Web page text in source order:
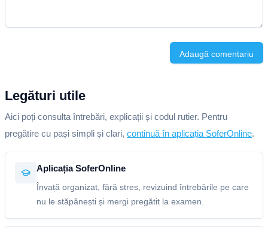
Adaugă comentariu
Legături utile
Aici poți consulta întrebări, explicații și codul rutier. Pentru
pregătire cu pași simpli și clari, continuă în aplicația SoferOnline.
Aplicația SoferOnline
Învață organizat, fără stres, revizuind întrebările pe care
nu le stăpânești și mergi pregătit la examen.